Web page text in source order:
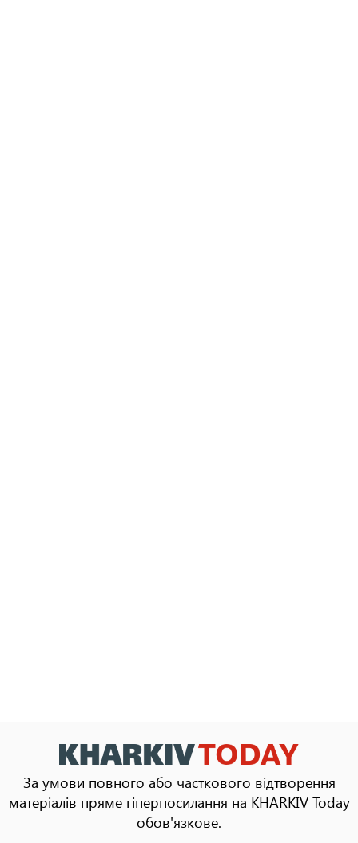
За умови повного або часткового відтворення
матеріалів пряме гіперпосилання на KHARKIV Today
обов'язкове.